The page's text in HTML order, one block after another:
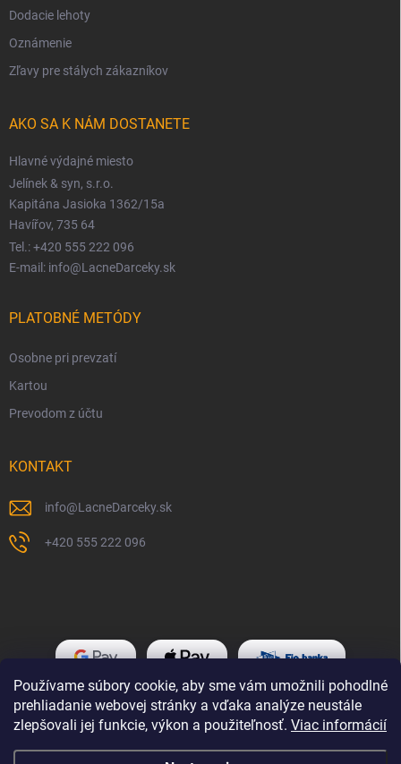
Používame súbory cookie, aby sme vám umožnili pohodlné
prehliadanie webovej stránky a vďaka analýze neustále
zlepšovali jej funkcie, výkon a použiteľnosť. Viac informácií
Dodacie lehoty
Oznámenie
Zľavy pre stálych zákazníkov
AKO SA K NÁM DOSTANETE
Hlavné výdajné miesto
Jelínek & syn, s.r.o.
Kapitána Jasioka 1362/15a
Havířov, 735 64
Tel.: +420 555 222 096
E-mail: info@LacneDarceky.sk
PLATOBNÉ METÓDY
Osobne pri prevzatí
Kartou
Prevodom z účtu
KONTAKT
info@LacneDarceky.sk
+420 555 222 096